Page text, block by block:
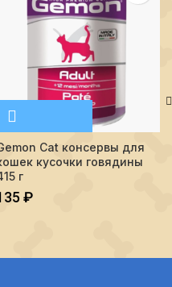
Cat консервы для
кусочки говядины
г
₽